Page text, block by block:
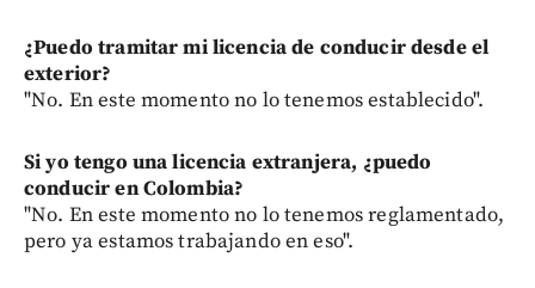
¿Puedo tramitar mi licencia de conducir desde el
exterior?
"No. En este momento no lo tenemos establecido".
Si yo tengo una licencia extranjera, ¿puedo
conducir en Colombia?
"No. En este momento no lo tenemos reglamentado,
pero ya estamos trabajando en eso".